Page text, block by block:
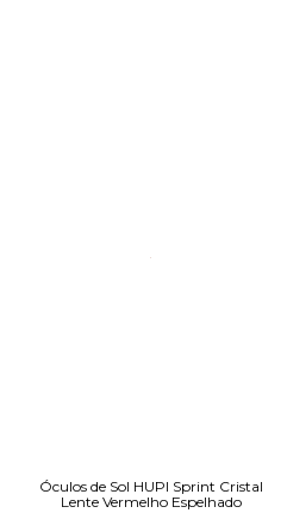
Óculos de Sol HUPI Sprint Cristal
Lente Vermelho Espelhado